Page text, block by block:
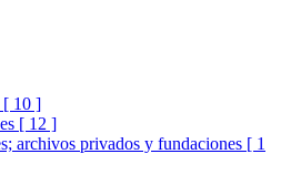
[ 10 ]
[ 12 ]
archivos privados y fundaciones [ 1